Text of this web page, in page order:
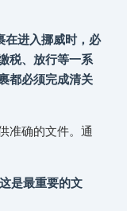
进入‌挪威‌‌‌‌‌‌‌时，必
税、放行等一系
都必须完成清关
准确的文件。通
是最重要的文